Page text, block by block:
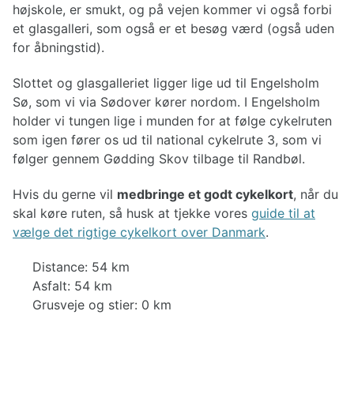
højskole, er smukt, og på vejen kommer vi også forbi
et glasgalleri, som også er et besøg værd (også uden
for åbningstid).
Slottet og glasgalleriet ligger lige ud til Engelsholm
Sø, som vi via Sødover kører nordom. I Engelsholm
holder vi tungen lige i munden for at følge cykelruten
som igen fører os ud til national cykelrute 3, som vi
følger gennem Gødding Skov tilbage til Randbøl.
Hvis du gerne vil medbringe et godt cykelkort, når du
skal køre ruten, så husk at tjekke vores guide til at
vælge det rigtige cykelkort over Danmark.
Distance: 54 km
Asfalt: 54 km
Grusveje og stier: 0 km